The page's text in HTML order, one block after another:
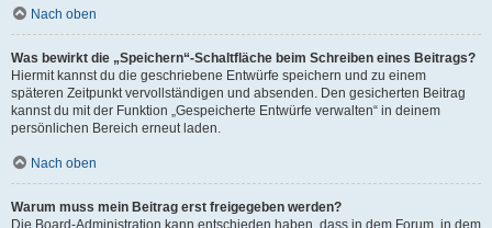
Nach oben
Was bewirkt die „Speichern“-Schaltfläche beim Schreiben eines Beitrags?
Hiermit kannst du die geschriebene Entwürfe speichern und zu einem
späteren Zeitpunkt vervollständigen und absenden. Den gesicherten Beitrag
kannst du mit der Funktion „Gespeicherte Entwürfe verwalten“ in deinem
persönlichen Bereich erneut laden.
Nach oben
Warum muss mein Beitrag erst freigegeben werden?
Die Board-Administration kann entschieden haben, dass in dem Forum, in dem